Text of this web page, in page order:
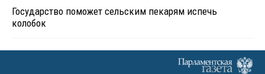
Государство поможет сельским пекарям испечь
колобок